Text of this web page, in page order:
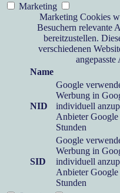
Marketing
Marketing Cookies
Besuchern relevante
bereitzustellen.
verschiedenen
Name
NID
Google
Werbung in
individuell
Anbieter Google
Stunden
SID
Google
Werbung in
individuell
Anbieter Google
Stunden